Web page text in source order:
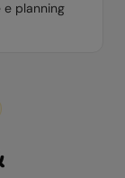
e planning